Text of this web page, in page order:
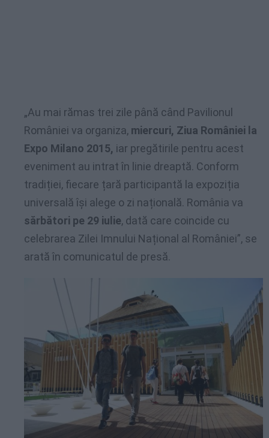
„Au mai rămas trei zile până când Pavilionul
României va organiza, miercuri, Ziua României la
Expo Milano 2015, iar pregătirile pentru acest
eveniment au intrat în linie dreaptă. Conform
tradiției, fiecare țară participantă la expoziția
universală își alege o zi națională. România va
sărbători pe 29 iulie, dată care coincide cu
celebrarea Zilei Imnului Național al României”, se
arată în comunicatul de presă.